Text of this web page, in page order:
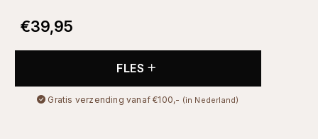
€39,95
FLES
Gratis verzending vanaf €100,- (in Nederland)